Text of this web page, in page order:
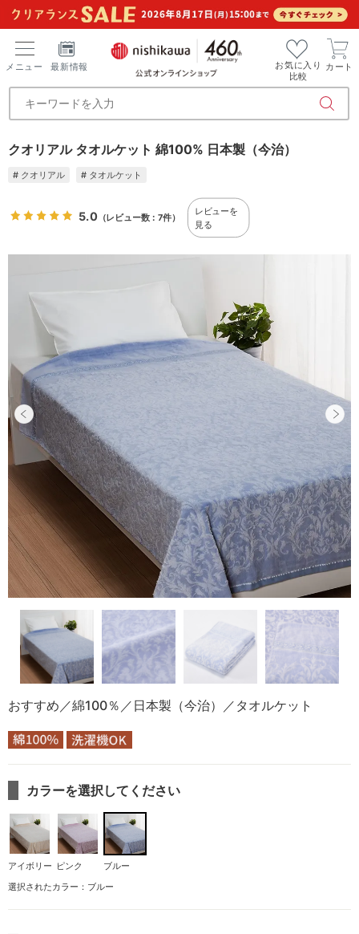
メニュー 最新情報
お気に入り
比較
カート
クオリアル タオルケット 綿100% 日本製（今治）
# クオリアル # タオルケット
5.0（レビュー数：7件）
レビューを
見る
おすすめ／綿100％／日本製（今治）／タオルケット
カラーを選択してください
アイボリー ピンク
ブルー
選択されたカラー：ブルー